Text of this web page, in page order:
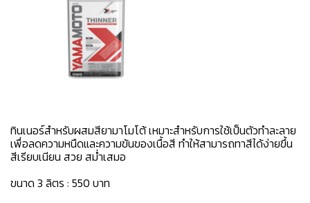
ทินเนอร์สำหรับผสมสียามาโมโต้ เหมาะสำหรับการใช้เป็นตัวทำละลาย
เพื่อลดความหนืดและความข้นของเนื้อสี ทำให้สามารถทาสีได้ง่ายขึ้น
สีเรียบเนียน สวย สม่ำเสมอ
ขนาด 3 ลิตร : 550 บาท